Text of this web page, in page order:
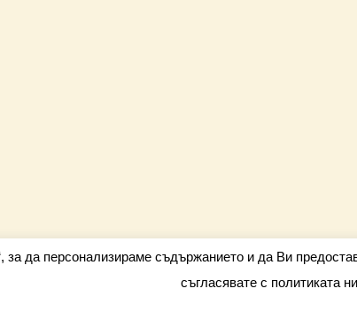
права запазени barometar.net © 2026 info@barometar.net
за да персонализираме съдържанието и да Ви
съгласявате с политиката